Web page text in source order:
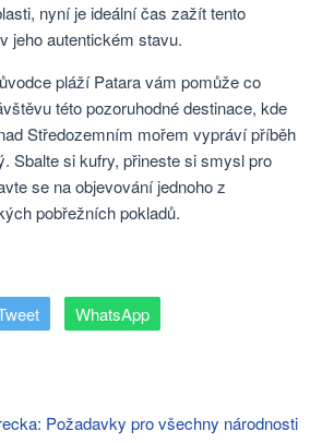
nyní je ideální čas zažít tento
jeho autentickém stavu.
pláží Patara vám pomůže co
této pozoruhodné destinace, kde
Středozemním mořem vypráví příběh
Sbalte si kufry, přineste si smysl pro
se na objevování jednoho z
pobřežních pokladů.
WhatsApp
Požadavky pro všechny národnosti